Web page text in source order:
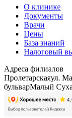
О клинике
Документы
Врачи
Цены
База знаний
Налоговый
Адреса филиалов
Пролетарскаяул.
бульварМалый